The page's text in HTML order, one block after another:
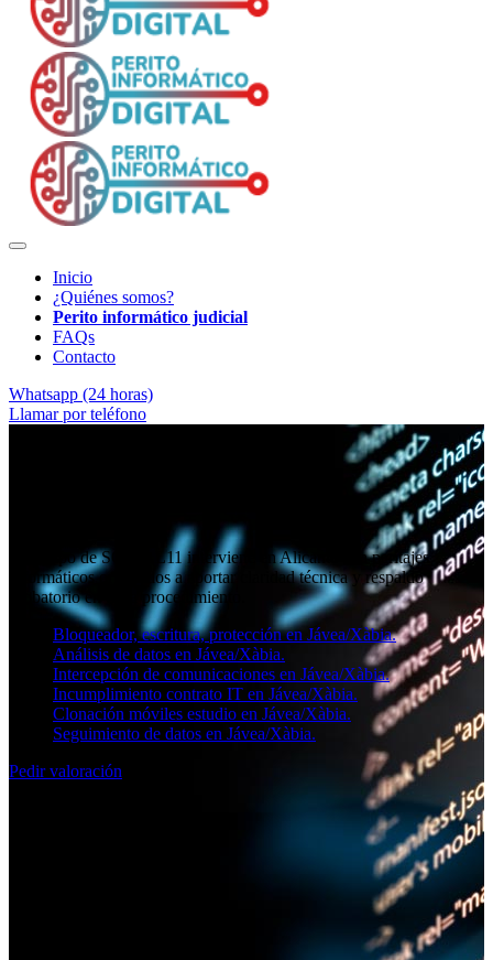
Inicio
¿Quiénes somos?
Perito informático judicial
FAQs
Contacto
Whatsapp (24 horas)
Llamar por teléfono
El equipo de SOCIAL11 interviene en Alicante con peritajes
informáticos orientados a aportar claridad técnica y respaldo
probatorio en cada procedimiento.
Bloqueador, escritura, protección en Jávea/Xàbia.
Análisis de datos en Jávea/Xàbia.
Intercepción de comunicaciones en Jávea/Xàbia.
Incumplimiento contrato IT en Jávea/Xàbia.
Clonación móviles estudio en Jávea/Xàbia.
Seguimiento de datos en Jávea/Xàbia.
Pedir valoración